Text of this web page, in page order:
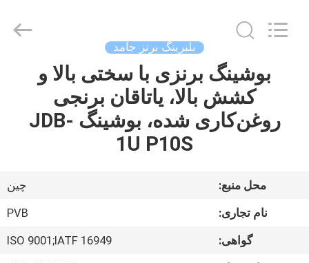
خونه
محصولات
نمایش
Bearing
Co.,Ltd.
بلبرینگ برنز جامد
بوشینگ برنزی با سختی بالا و
کشش بالا، یاتاقان برنجی
روغن‌کاری شده، بوشینگ JDB-
1U P10S
محل منبع:
چین
نام تجاری:
PVB
گواهی:
ISO 9001;IATF 16949